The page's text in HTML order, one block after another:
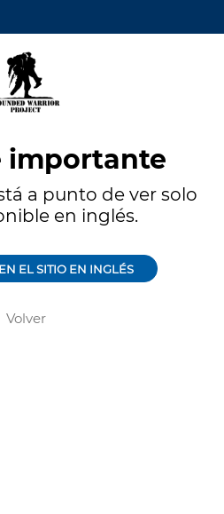
importante
a punto de ver solo
en inglés.
EL SITIO EN INGLÉS
Volver